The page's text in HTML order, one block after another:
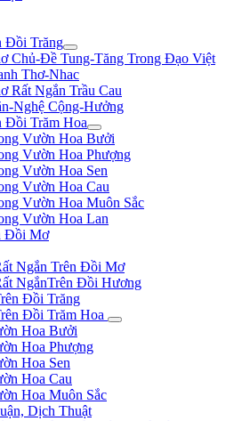
Đồi Trăng
Chủ-Đề Tung-Tăng Trong Đạo Việt
Thơ-Nhac
Rất Ngắn Trầu Cau
Nghệ Cộng-Hưởng
Đồi Trăm Hoa
Vườn Hoa Bưởi
Vườn Hoa Phượng
Vườn Hoa Sen
Vườn Hoa Cau
Vườn Hoa Muôn Sắc
Vườn Hoa Lan
Đồi Mơ
Ngắn Trên Đồi Mơ
NgắnTrên Đồi Hương
Đồi Trăng
Đồi Trăm Hoa
Hoa Bưởi
Hoa Phượng
Hoa Sen
Hoa Cau
Hoa Muôn Sắc
Dịch Thuật